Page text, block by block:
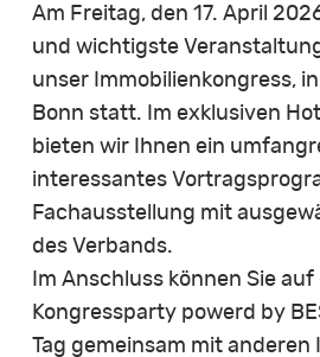
Am Freitag, den 17. April
und wichtigste
unser Immobilienkongress,
Bonn statt. Im exklusiven
bieten wir Ihnen ein
interessantes
Fachausstellung mit
des Verbands.
Im Anschluss können Sie auf
Kongressparty powerd by
Tag gemeinsam mit anderen